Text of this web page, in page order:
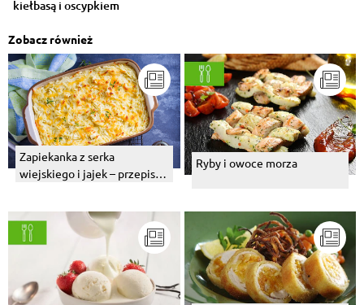
kiełbasą i oscypkiem
Zobacz również
Zapiekanka z serka
wiejskiego i jajek – przepis z
Ryby i owoce morza